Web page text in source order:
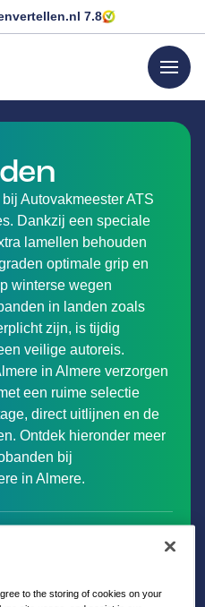
7.8
menu
Autovakmeester ATS
Dankzij een speciale
lamellen behouden
optimale grip en
winterse wegen
in landen zoals
zijn, is tijdig
veilige autoreis.
in Almere verzorgen
een ruime selectie
direct uitlijnen en de
Ontdek hieronder meer
bij
in Almere.
to the storing of cookies on your